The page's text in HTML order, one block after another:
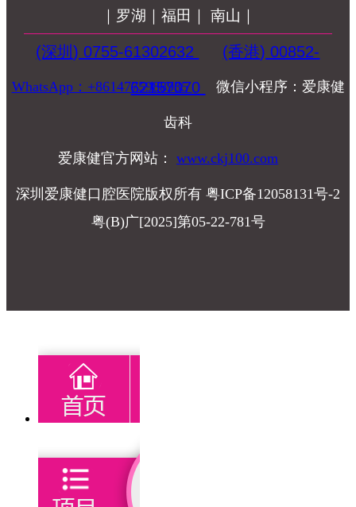
｜罗湖｜福田｜ 南山｜
(深圳) 0755-61302632 (香港) 00852-
62157070
WhatsApp：+8614775988935微信小程序：爱康健
齿科
爱康健官方网站： www.ckj100.com
深圳爱康健口腔医院版权所有 粤ICP备12058131号-2
粤(B)广[2025]第05-22-781号